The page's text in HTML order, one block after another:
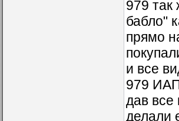
979
бабло"
прямо
и все
979
дав
делали